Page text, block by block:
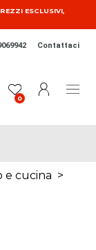
ESCLUSIVI,
Contattaci
0
e cucina >